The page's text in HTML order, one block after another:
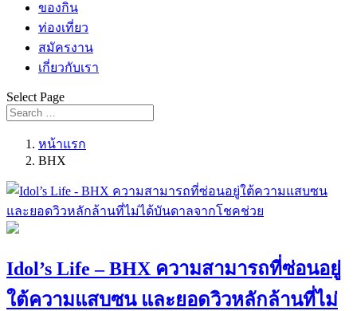
ของกิน
ท่องเที่ยว
สมัครงาน
เกี่ยวกับเรา
Select Page
หน้าแรก
BHX
Idol’s Life – BHX ความสามารถที่ซ่อนอยู่
ใต้ความแสบซน และยอดวิวหลักล้านที่ไม่